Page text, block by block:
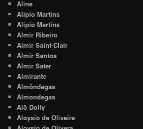
Aline
Alípio Martins
Alipio Martins
Almir Ribeiro
Almir Saint-Clair
Almir Santos
Almir Sater
Almirante
Almôndegas
Almondegas
Alô Dolly
Aloysio de Oliveira